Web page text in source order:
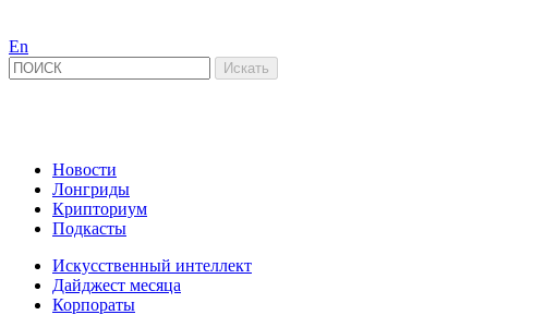
En
Новости
Лонгриды
Крипториум
Подкасты
Искусственный интеллект
Дайджест месяца
Корпораты